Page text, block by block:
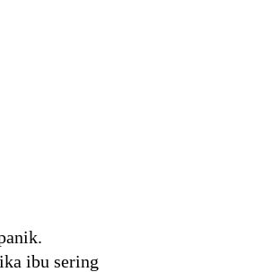
ibu sering